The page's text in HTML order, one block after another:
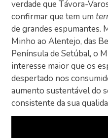
verdade que Távora-
confirmar que tem um
de grandes espumantes.
Minho ao Alentejo, das
Península de Setúbal, o
interesse maior que os
despertado nos
aumento sustentável do
consistente da sua